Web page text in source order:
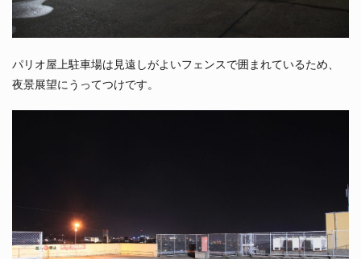
パリオ屋上駐車場は見遠しがよいフェンスで囲まれているため、
夜景展望にうってつけです。